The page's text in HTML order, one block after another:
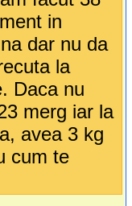
in
dar nu da
la
Daca nu
merg iar la
avea 3 kg
cum te